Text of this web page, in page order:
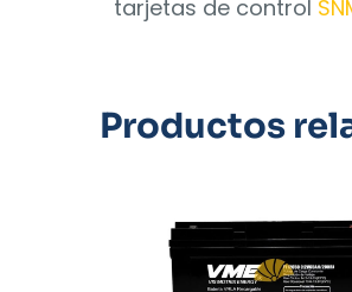
tarjetas de control
Productos